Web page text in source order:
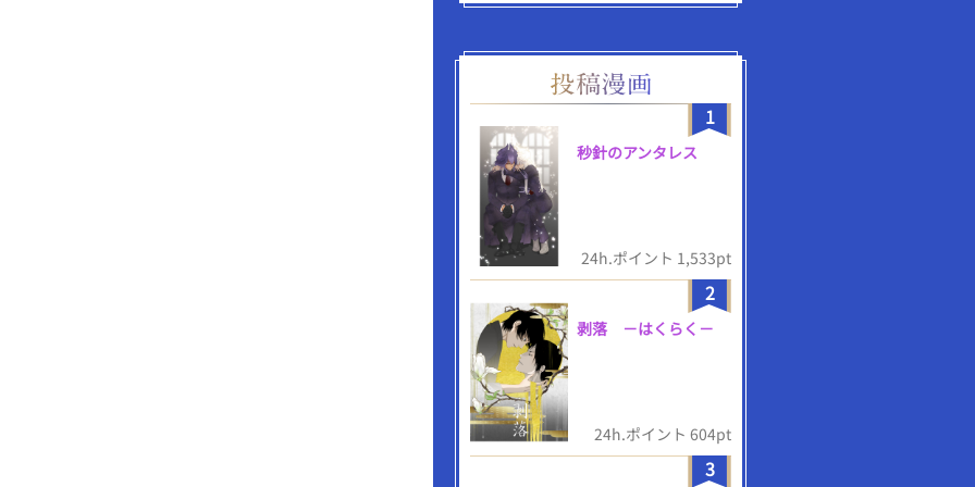
1
秒針のアンタレス
24h.ポイント 1,533pt
2
剥落 －はくらく－
24h.ポイント 604pt
3